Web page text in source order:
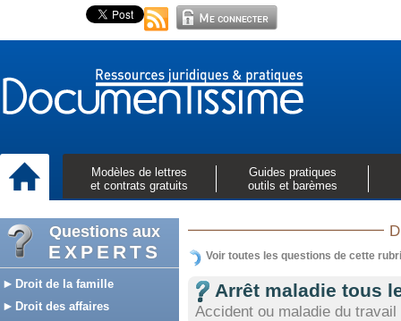
Modèles de lettres
et contrats gratuits
Guides pratiques
outils et barèmes
Questions aux
EXPERTS
Droit de la famille
Droit des affaires
Voir toutes les questions de cette
Arrêt maladie tous
Accident ou maladie du travail